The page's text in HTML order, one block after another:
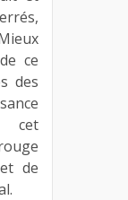
ce
des
cet
de